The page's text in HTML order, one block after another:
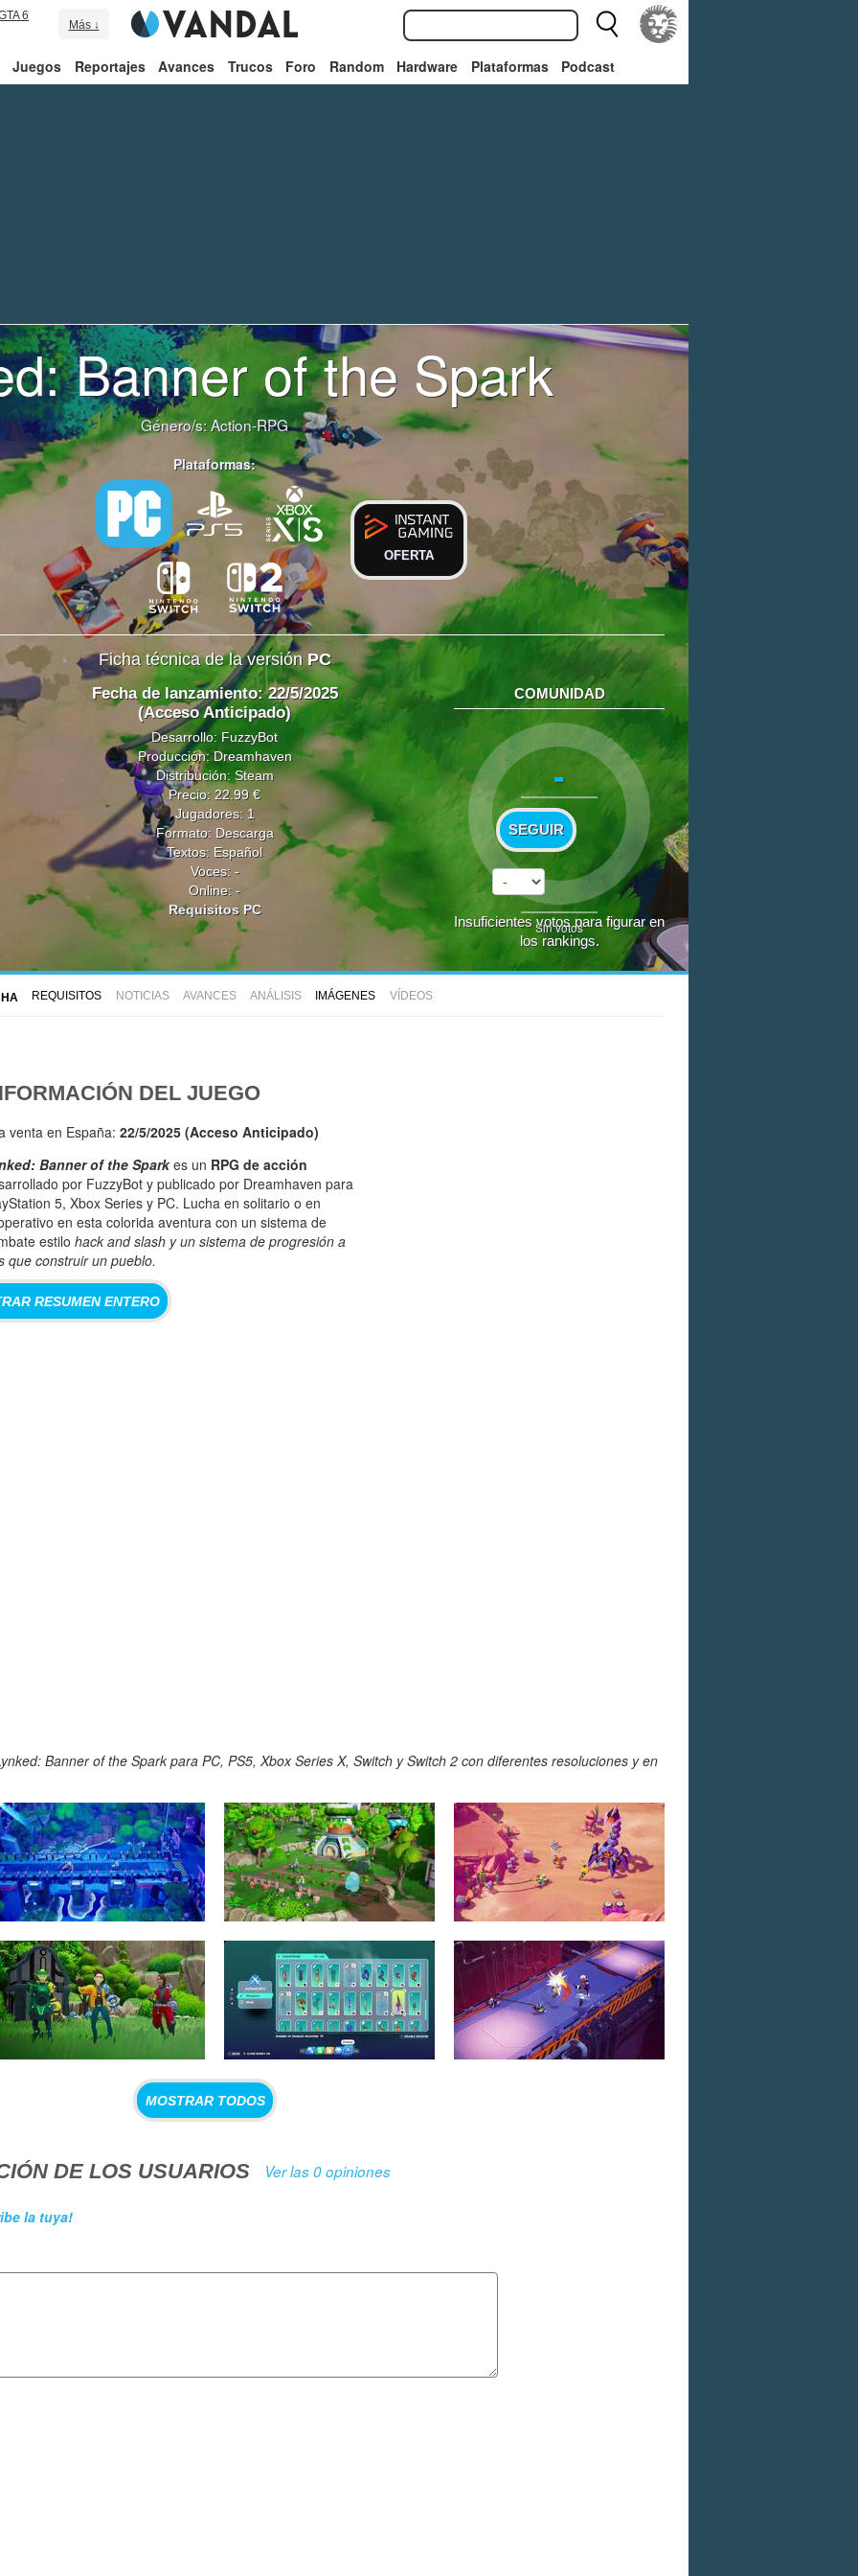
6
Más ↓
Juegos Reportajes Avances Trucos Foro Random Hardware Plataformas Podcast
Banner of the Spark
Género/s:Action-RPG
Plataformas:
OFERTA
Ficha técnica de la versiónPC
Fecha de lanzamiento: 22/5/2025
(Acceso Anticipado)
Desarrollo: FuzzyBot
Producción: Dreamhaven
Distribución: Steam
Precio: 22.99 €
Jugadores: 1
Formato: Descarga
Textos: Español
Voces: -
Online: -
Requisitos PC
COMUNIDAD
-
SEGUIR
Sin votos
Insuficientes votos para figurar en
los rankings.
REQUISITOS NOTICIAS AVANCES ANÁLISIS IMÁGENES VÍDEOS
DEL JUEGO
venta en España: 22/5/2025 (Acceso Anticipado)
Banner of the Sparkes un RPG de acción
por FuzzyBot y publicado por Dreamhaven para
5, Xbox Series y PC. Lucha en solitario o en
en esta colorida aventura con un sistema de
estilo hack and slash y un sistema de progresión a
que construir un pueblo.
RESUMEN ENTERO
Banner of the Spark para PC, PS5, Xbox Series X, Switch y Switch 2 con diferentes resoluciones y en
MOSTRAR TODOS
DE LOS USUARIOS Ver las 0 opiniones
la tuya!